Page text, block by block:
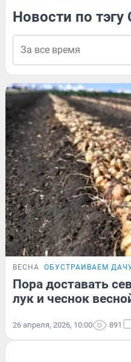
Новости по тэгу
ВЕСНА ОБУСТРАИВАЕМ
Пора доставать
лук и чеснок
26 апреля, 2026, 10:00 891